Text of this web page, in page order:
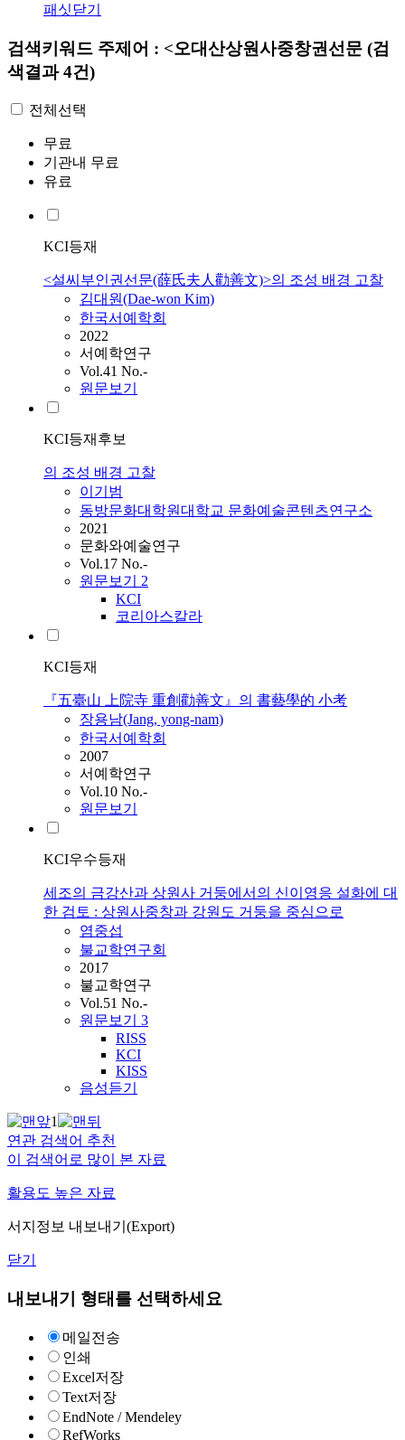
패싯닫기
검색키워드 주제어 : <오대산상원사중창권선문 (검
색결과 4건)
전체선택
무료
기관내 무료
유료
KCI등재
<설씨부인권선문(薛氏夫人勸善文)>의 조성 배경 고찰
김대원(Dae-won Kim)
한국서예학회
2022
서예학연구
Vol.41 No.-
원문보기
KCI등재후보
의 조성 배경 고찰
이기범
동방문화대학원대학교 문화예술콘텐츠연구소
2021
문화와예술연구
Vol.17 No.-
원문보기 2
KCI
코리아스칼라
KCI등재
『五臺山 上院寺 重創勸善文』의 書藝學的 小考
장용남(Jang, yong-nam)
한국서예학회
2007
서예학연구
Vol.10 No.-
원문보기
KCI우수등재
세조의 금강산과 상원사 거둥에서의 신이영응 설화에 대
한 검토 : 상원사중창과 강원도 거둥을 중심으로
염중섭
불교학연구회
2017
불교학연구
Vol.51 No.-
원문보기 3
RISS
KCI
KISS
음성듣기
1
연관 검색어 추천
이 검색어로 많이 본 자료
활용도 높은 자료
서지정보 내보내기(Export)
닫기
내보내기 형태를 선택하세요
메일전송
인쇄
Excel저장
Text저장
EndNote / Mendeley
RefWorks